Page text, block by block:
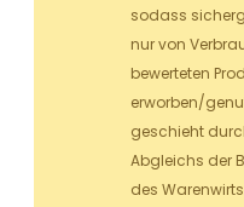
sodass
nur von
bewerteten
erworben/
geschieht
Abgleichs der
des